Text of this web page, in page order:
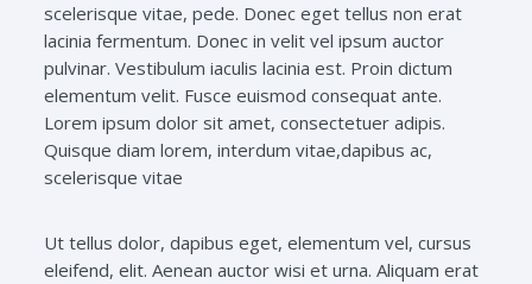
scelerisque vitae, pede. Donec eget tellus non erat
lacinia fermentum. Donec in velit vel ipsum auctor
pulvinar. Vestibulum iaculis lacinia est. Proin dictum
elementum velit. Fusce euismod consequat ante.
Lorem ipsum dolor sit amet, consectetuer adipis.
Quisque diam lorem, interdum vitae,dapibus ac,
scelerisque vitae
Ut tellus dolor, dapibus eget, elementum vel, cursus
eleifend, elit. Aenean auctor wisi et urna. Aliquam erat